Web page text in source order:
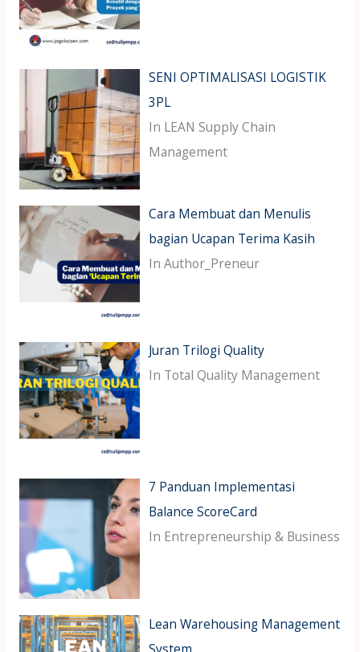
SENI OPTIMALISASI LOGISTIK
3PL
In LEAN Supply Chain
Management
Cara Membuat dan Menulis
bagian Ucapan Terima Kasih
In Author_Preneur
Juran Trilogi Quality
In Total Quality Management
7 Panduan Implementasi
Balance ScoreCard
In Entrepreneurship & Business
Lean Warehousing Management
System